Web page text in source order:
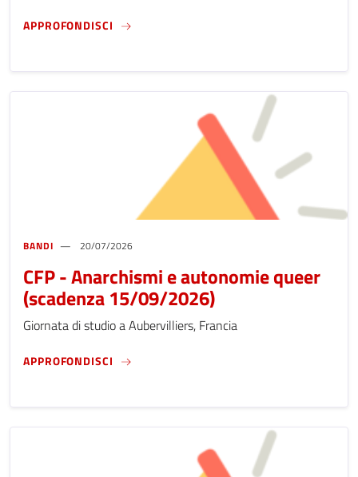
APPROFONDISCI CFP - REAZIONI, RICOMPOSIZIONI,
BANDI 20/07/2026
CFP - Anarchismi e autonomie queer
(scadenza 15/09/2026)
Giornata di studio a Aubervilliers, Francia
APPROFONDISCI CFP - ANARCHISMI E AUTONOMIE QUEER